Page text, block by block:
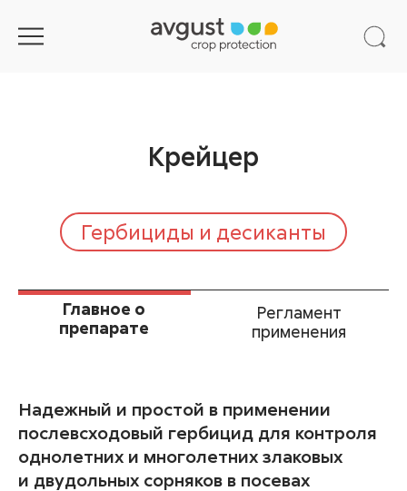
Крейцер
Гербициды и десиканты
Главное о
препарате
Регламент
применения
Надежный и простой в применении
послевсходовый гербицид для контроля
однолетних и многолетних злаковых
и двудольных сорняков в посевах